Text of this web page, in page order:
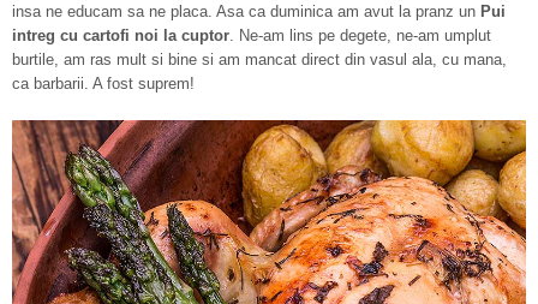
insa ne educam sa ne placa. Asa ca duminica am avut la pranz un Pui
intreg cu cartofi noi la cuptor. Ne-am lins pe degete, ne-am umplut
burtile, am ras mult si bine si am mancat direct din vasul ala, cu mana,
ca barbarii. A fost suprem!